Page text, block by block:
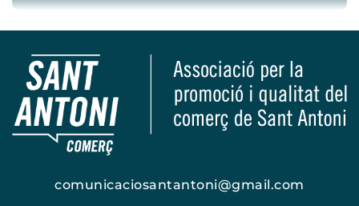
comunicaciosantantoni@gmail.com